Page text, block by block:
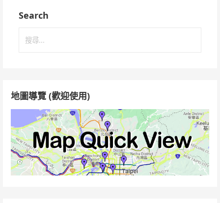
Search
地圖導覽 (歡迎使用)